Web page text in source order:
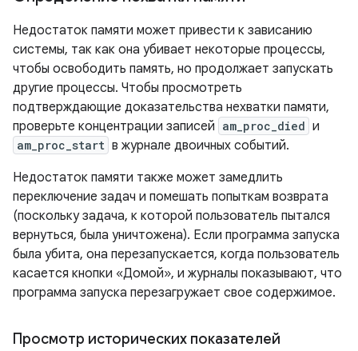
Недостаток памяти может привести к зависанию
системы, так как она убивает некоторые процессы,
чтобы освободить память, но продолжает запускать
другие процессы. Чтобы просмотреть
подтверждающие доказательства нехватки памяти,
проверьте концентрации записей am_proc_died и
am_proc_start в журнале двоичных событий.
Недостаток памяти также может замедлить
переключение задач и помешать попыткам возврата
(поскольку задача, к которой пользователь пытался
вернуться, была уничтожена). Если программа запуска
была убита, она перезапускается, когда пользователь
касается кнопки «Домой», и журналы показывают, что
программа запуска перезагружает свое содержимое.
Просмотр исторических показателей